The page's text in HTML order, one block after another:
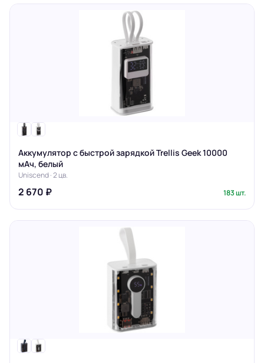
Аккумулятор с быстрой зарядкой Trellis Geek 10000
мАч, белый
Uniscend · 2 цв.
2 670 ₽ 183 шт.